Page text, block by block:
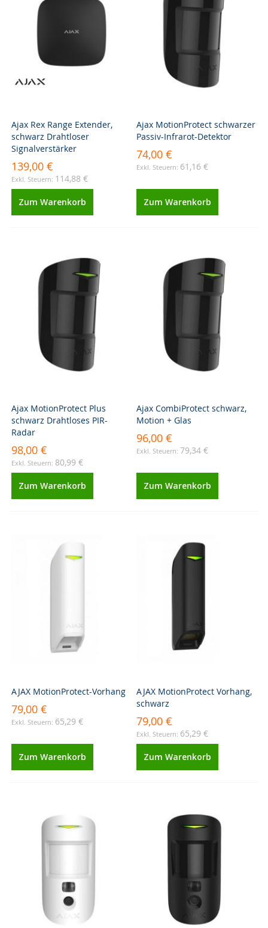
Ajax Rex Range Extender,
schwarz Drahtloser
Signalverstärker
139,00 €
114,88 €
Zum Warenkorb
Ajax MotionProtect schwarzer
Passiv-Infrarot-Detektor
74,00 €
61,16 €
Zum Warenkorb
Ajax MotionProtect Plus
schwarz Drahtloses PIR-
Radar
98,00 €
80,99 €
Zum Warenkorb
Ajax CombiProtect schwarz,
Motion + Glas
96,00 €
79,34 €
Zum Warenkorb
AJAX MotionProtect-Vorhang
79,00 €
65,29 €
Zum Warenkorb
AJAX MotionProtect Vorhang,
schwarz
79,00 €
65,29 €
Zum Warenkorb